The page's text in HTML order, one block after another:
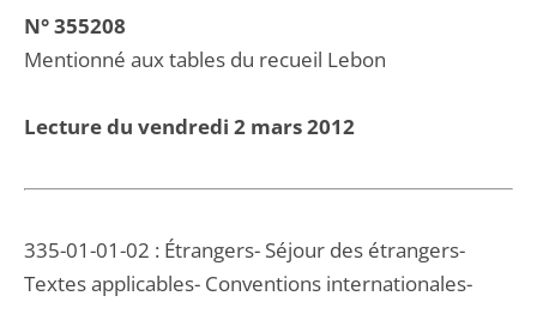
N° 355208
Mentionné aux tables du recueil Lebon
Lecture du vendredi 2 mars 2012
335-01-01-02 : Étrangers- Séjour des étrangers-
Textes applicables- Conventions internationales-